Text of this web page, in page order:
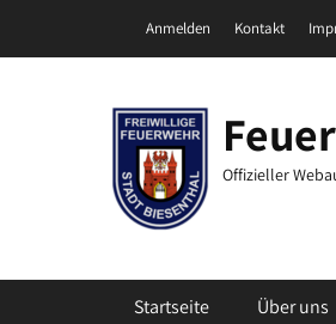
Header Top
Anmelden Kontakt
Offizieller
Primäres Menü
Startseite Über uns